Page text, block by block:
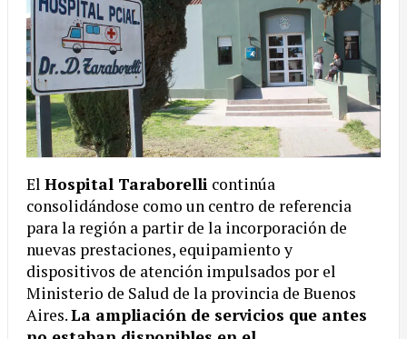
El Hospital Taraborelli continúa
consolidándose como un centro de referencia
para la región a partir de la incorporación de
nuevas prestaciones, equipamiento y
dispositivos de atención impulsados por el
Ministerio de Salud de la provincia de Buenos
Aires.La ampliación de servicios que antes